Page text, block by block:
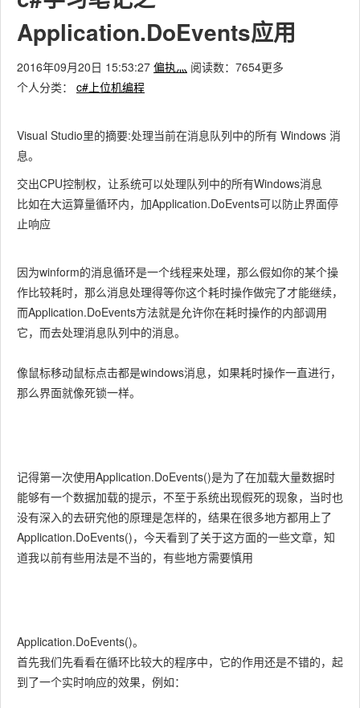
Application.DoEvents应用
2016年09月20日 15:53:27 偏执灬 阅读数：7654更多
个人分类： c#上位机编程
Visual Studio里的摘要:处理当前在消息队列中的所有 Windows 消
息。
交出CPU控制权，让系统可以处理队列中的所有Windows消息
比如在大运算量循环内，加Application.DoEvents可以防止界面停
止响应
因为winform的消息循环是一个线程来处理，那么假如你的某个操
作比较耗时，那么消息处理得等你这个耗时操作做完了才能继续，
而Application.DoEvents方法就是允许你在耗时操作的内部调用
它，而去处理消息队列中的消息。
像鼠标移动鼠标点击都是windows消息，如果耗时操作一直进行，
那么界面就像死锁一样。
记得第一次使用Application.DoEvents()是为了在加载大量数据时
能够有一个数据加载的提示，不至于系统出现假死的现象，当时也
没有深入的去研究他的原理是怎样的，结果在很多地方都用上了
Application.DoEvents()，今天看到了关于这方面的一些文章，知
道我以前有些用法是不当的，有些地方需要慎用
Application.DoEvents()。
首先我们先看看在循环比较大的程序中，它的作用还是不错的，起
到了一个实时响应的效果，例如：